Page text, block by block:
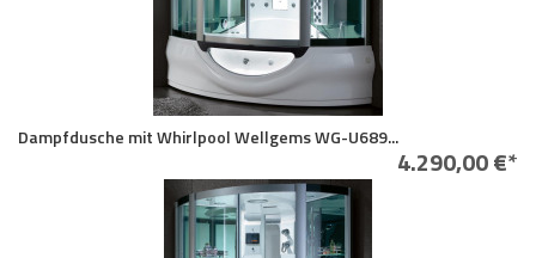
Dampfdusche mit Whirlpool Wellgems WG-U689...
4.290,00 €*